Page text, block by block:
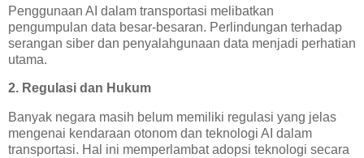
Penggunaan AI dalam transportasi melibatkan
pengumpulan data besar-besaran. Perlindungan terhadap
serangan siber dan penyalahgunaan data menjadi perhatian
utama.
2. Regulasi dan Hukum
Banyak negara masih belum memiliki regulasi yang jelas
mengenai kendaraan otonom dan teknologi AI dalam
transportasi. Hal ini memperlambat adopsi teknologi secara